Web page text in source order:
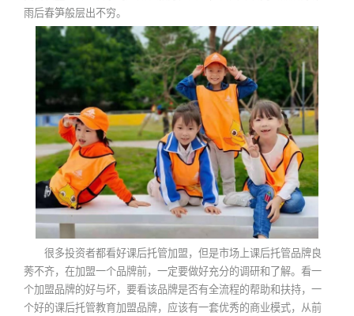
雨后春笋般层出不穷。
很多投资者都看好课后托管加盟，但是市场上课后托管品牌良
莠不齐，在加盟一个品牌前，一定要做好充分的调研和了解。看一
个加盟品牌的好与坏，要看该品牌是否有全流程的帮助和扶持，一
个好的课后托管教育加盟品牌，应该有一套优秀的商业模式，从前